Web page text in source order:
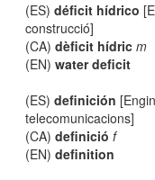
(ES)déficit hídrico
construcció]
(CA)dèficit hídric m
(EN)water deficit
(ES)definición
telecomunicacions]
(CA)definició f
(EN)definition